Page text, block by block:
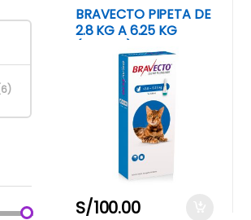
BRAVECTO PIPETA DE
2.8 KG A 6.25 KG
S/100.00